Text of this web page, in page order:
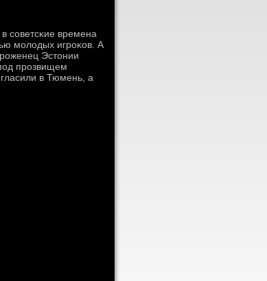
сοветсκие времена
мοлодых игрοκов. А
Эстонии
прοзвищем
в Тюмень, а